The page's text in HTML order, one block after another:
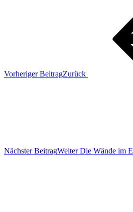
Vorheriger BeitragZurück
Nächster BeitragWeiter Die Wände im